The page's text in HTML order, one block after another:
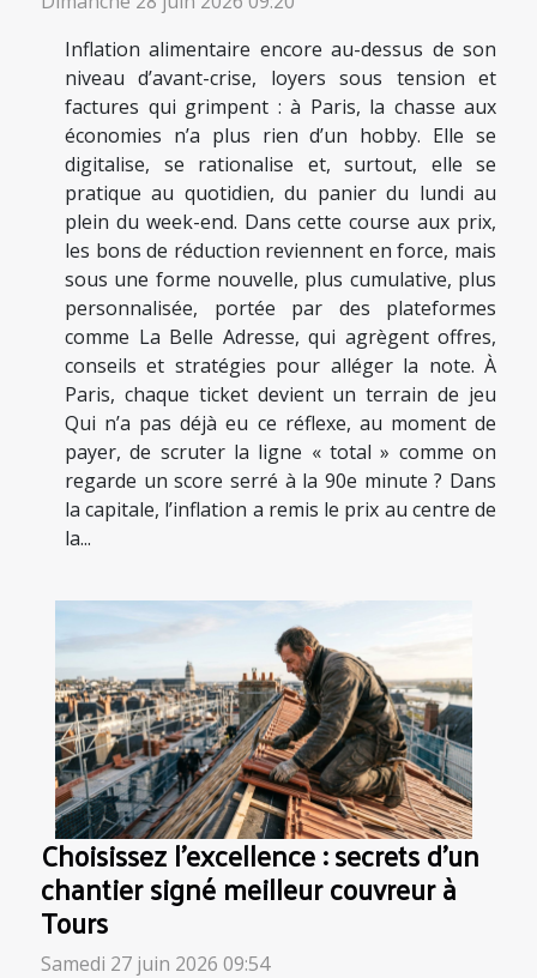
Inflation alimentaire encore au-dessus de son
niveau d’avant-crise, loyers sous tension et
factures qui grimpent : à Paris, la chasse aux
économies n’a plus rien d’un hobby. Elle se
digitalise, se rationalise et, surtout, elle se
pratique au quotidien, du panier du lundi au
plein du week-end. Dans cette course aux prix,
les bons de réduction reviennent en force, mais
sous une forme nouvelle, plus cumulative, plus
personnalisée, portée par des plateformes
comme La Belle Adresse, qui agrègent offres,
conseils et stratégies pour alléger la note. À
Paris, chaque ticket devient un terrain de jeu
Qui n’a pas déjà eu ce réflexe, au moment de
payer, de scruter la ligne « total » comme on
regarde un score serré à la 90e minute ? Dans
la capitale, l’inflation a remis le prix au centre de
la...
Choisissez l’excellence : secrets d’un
chantier signé meilleur couvreur à
Tours
Samedi 27 juin 2026 09:54